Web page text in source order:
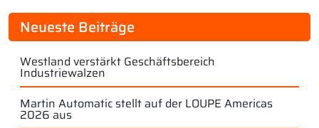
Neueste Beiträge
Westland verstärkt Geschäftsbereich
Industriewalzen
Martin Automatic stellt auf der LOUPE Americas
2026 aus